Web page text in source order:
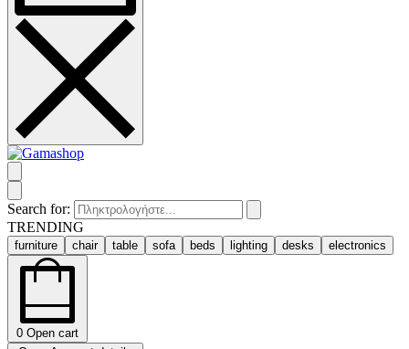
Search for:
TRENDING
furniture chair table sofa beds lighting desks electronics
0 Open cart